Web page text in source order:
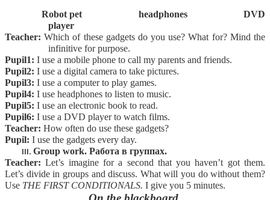
Robot pet headphones DVD
player
Teacher: Which of these gadgets do you use? What for? Mind the
infinitive for purpose.
Pupil1: I use a mobile phone to call my parents and friends.
Pupil2: I use a digital camera to take pictures.
Pupil3: I use a computer to play games.
Pupil4: I use headphones to listen to music.
Pupil5: I use an electronic book to read.
Pupil6: I use a DVD player to watch films.
Teacher: How often do use these gadgets?
Pupil: I use the gadgets every day.
Group work. Работа в группах.
Teacher: Let’s imagine for a second that you haven’t got them.
Let’s divide in groups and discuss. What will you do without them?
Use THE FIRST CONDITIONALS. I give you 5 minutes.